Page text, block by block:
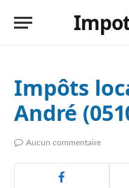
Impôts
André
Aucun commentaire